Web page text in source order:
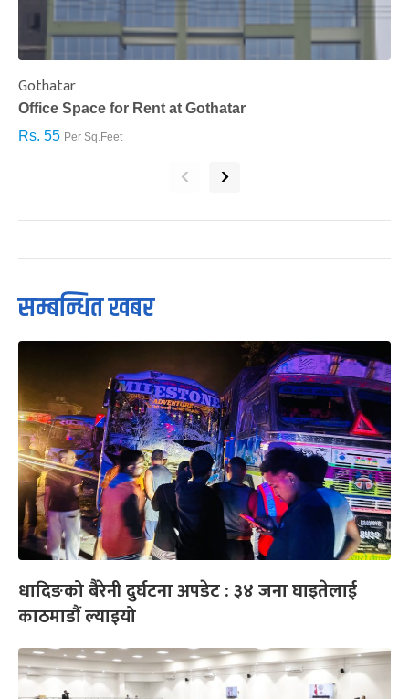
Gothatar
Office Space for Rent at Gothatar
Rs. 55 Per Sq.Feet
‹ ›
सम्बन्धित खबर
धादिङको बैरेनी दुर्घटना अपडेट : ३४ जना घाइतेलाई
काठमाडौं ल्याइयो